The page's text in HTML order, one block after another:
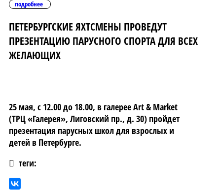
подробнее
ПЕТЕРБУРГСКИЕ ЯХТСМЕНЫ ПРОВЕДУТ
ПРЕЗЕНТАЦИЮ ПАРУСНОГО СПОРТА ДЛЯ ВСЕХ
ЖЕЛАЮЩИХ
25 мая, с 12.00 до 18.00, в галерее Art & Market
(ТРЦ «Галерея», Лиговский пр., д. 30) пройдет
презентация парусных школ для взрослых и
детей в Петербурге.
теги: